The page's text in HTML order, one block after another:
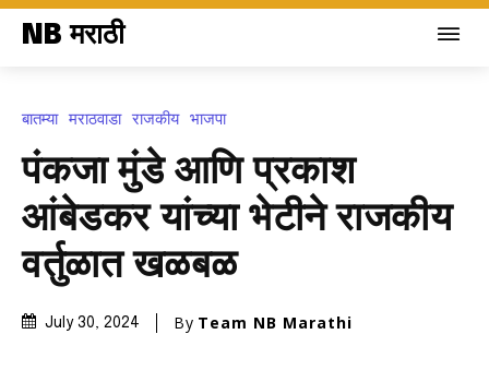
NB मराठी
बातम्या मराठवाडा राजकीय भाजपा
पंकजा मुंडे आणि प्रकाश
आंबेडकर यांच्या भेटीने राजकीय
वर्तुळात खळबळ
July 30, 2024 By Team NB Marathi